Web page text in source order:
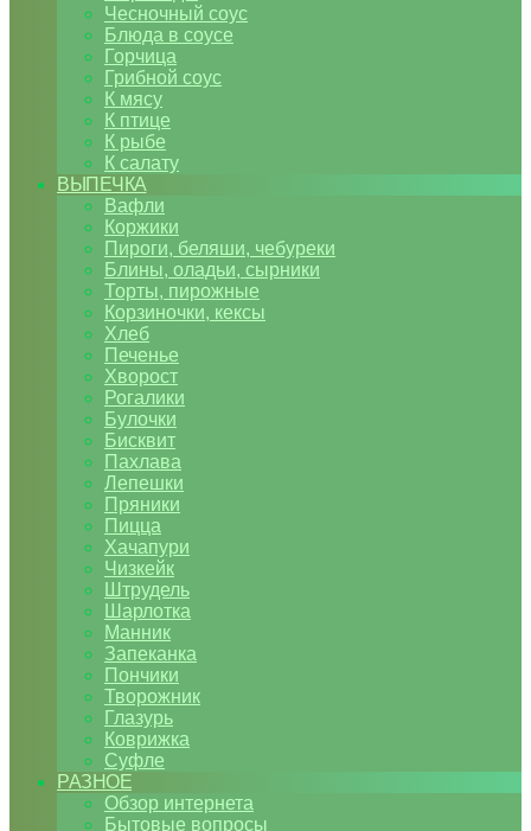
Чесночный соус
Блюда в соусе
Горчица
Грибной соус
К мясу
К птице
К рыбе
К салату
ВЫПЕЧКА
Вафли
Коржики
Пироги, беляши, чебуреки
Блины, оладьи, сырники
Торты, пирожные
Корзиночки, кексы
Хлеб
Печенье
Хворост
Рогалики
Булочки
Бисквит
Пахлава
Лепешки
Пряники
Пицца
Хачапури
Чизкейк
Штрудель
Шарлотка
Манник
Запеканка
Пончики
Творожник
Глазурь
Коврижка
Суфле
РАЗНОЕ
Обзор интернета
Бытовые вопросы